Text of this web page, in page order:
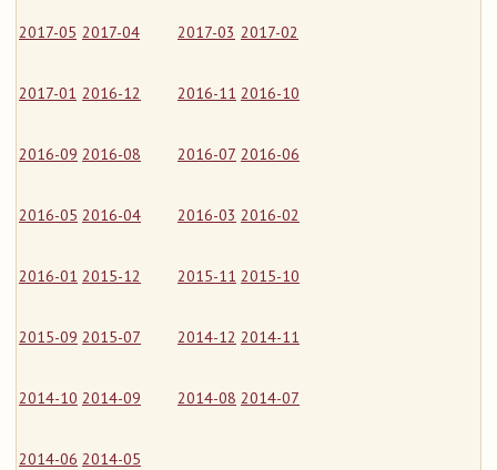
2017-05 2017-04 2017-03 2017-02
2017-01 2016-12 2016-11 2016-10
2016-09 2016-08 2016-07 2016-06
2016-05 2016-04 2016-03 2016-02
2016-01 2015-12 2015-11 2015-10
2015-09 2015-07 2014-12 2014-11
2014-10 2014-09 2014-08 2014-07
2014-06 2014-05